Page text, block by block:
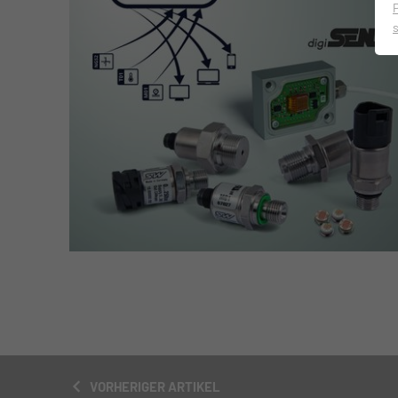
VORHERIGER ARTIKEL